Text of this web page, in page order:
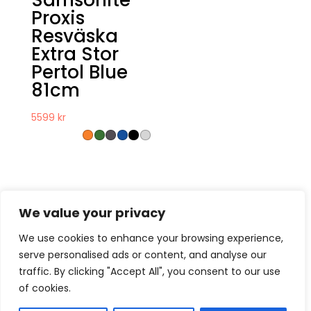
We value your privacy
We use cookies to enhance your browsing experience,
serve personalised ads or content, and analyse our
traffic. By clicking "Accept All", you consent to our use
of cookies.
Proxis
Resväska
Extra Stor
Pertol Blue
81cm
5599 kr
Kontakt Om oss
Köpvillkor
Retur – Reklamation
GDPR & Cookies